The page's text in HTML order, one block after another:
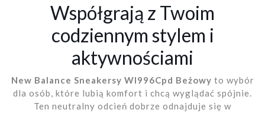
Współgrają z Twoim
codziennym stylem i
aktywnościami
New Balance Sneakersy Wl996Cpd Beżowy to wybór
dla osób, które lubią komfort i chcą wyglądać spójnie.
Ten neutralny odcień dobrze odnajduje się w